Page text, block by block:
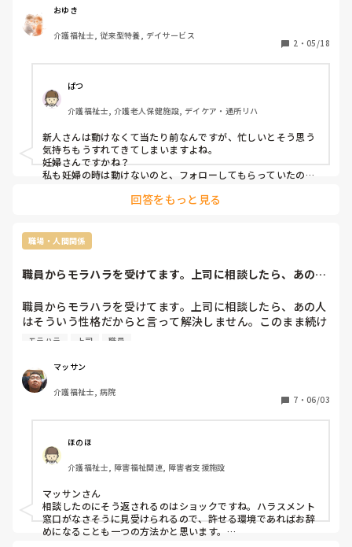
実際に覚えが悪いとか上司に相談されてるみたいだし、将来
私たちと同等の仕事が出来るようになるとは思えないっ
て。。。6ヶ月目に入ってお腹が出てきて、負担をかけてし
しまって怖い(T＿T)
私だって先輩の色んなとこ言えずに1人で抱え込み、周りは
フォローしながらやり遂げてるのって差別されてるみた
新人潰しじゃないとは思うけど、モラハラに近い💦
おゆき
介護福祉士, 従来型特養, デイサービス
2 ・ 05/18
ぱつ
介護福祉士, 介護老人保健施設, デイケア・通所リハ
新人さんは動けなくて当たり前なんですが、忙しいとそう思う
気持ちもうすれてきてしまいますよね。
妊婦さんですかね？
私も妊婦の時は動けないのと、フォローしてもらっていたの
復帰後動けるようになったら言われることもなくなりますし！
回答をもっと見る
職場・人間関係
職員からモラハラを受けてます。上司に相談したら、あの人
職員からモラハラを受けてます。上司に相談したら、あの人
はそういう性格だからと言って解決しません。このまま続け
ていけないので辞めようと思います。同じように職員から、
モラハラ 上司 職員
マッサン
介護福祉士, 病院
7 ・ 06/03
ほのほ
介護福祉士, 障害福祉関連, 障害者支援施設
マッサンさん
相談したのにそう返されるのはショックですね。ハラスメント
窓口がなさそうに見受けられるので、許せる環境であればお辞
めになることも一つの方法かと思います。